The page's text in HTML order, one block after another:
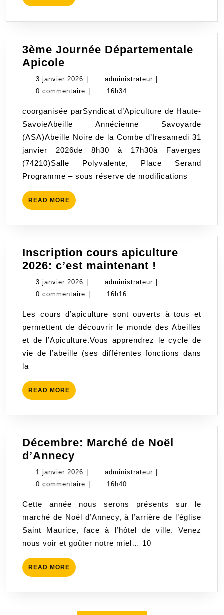
MORE
3ème Journée Départementale
Apicole
Journée
Départementale
3 janvier 2026 3
janvier
| administrateur administrateur
|
0 commentaire | 16h34
coorganisée parSyndicat d’Apiculture de Haute-
SavoieAbeille Annécienne Savoyarde
(ASA)Abeille Noire de la Combe d’Iresamedi 31
janvier 2026de 8h30 à 17h30à Faverges
(74210)Salle Polyvalente, Place Serand
Programme – sous réserve de modifications
READ MORE READ
MORE
Inscription cours apiculture
2026: c’est maintenant !
cours
maintenant
!
3 janvier 2026 3
janvier
| administrateur administrateur
|
0 commentaire | 16h16
Les cours d’apiculture sont ouverts à tous et
permettent de découvrir le monde des Abeilles
et de l’Apiculture.Vous apprendrez le cycle de
vie de l’abeille (ses différentes fonctions dans
la
READ MORE READ
MORE
Décembre: Marché de Noël
d’Annecy
Marché
de
d’Annecy
1 janvier 2026 1
janvier
administrateur administrateur
0 commentaire
16h40
Cette année nous serons présents sur le
marché de Noël d’Annecy, à l’arrière de l’église
Saint Maurice, face à l’hôtel de ville. Venez
nous voir et goûter notre miel… 10
READ MORE READ
MORE